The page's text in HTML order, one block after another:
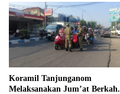
Koramil Tanjunganom
Melaksanakan Jum’at Berkah.